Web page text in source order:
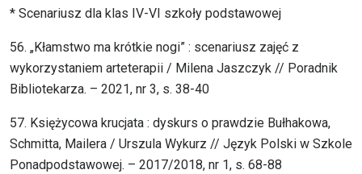
* Scenariusz dla klas IV-VI szkoły podstawowej
56. „Kłamstwo ma krótkie nogi” : scenariusz zajęć z
wykorzystaniem arteterapii / Milena Jaszczyk // Poradnik
Bibliotekarza. – 2021, nr 3, s. 38-40
57. Księżycowa krucjata : dyskurs o prawdzie Bułhakowa,
Schmitta, Mailera / Urszula Wykurz // Język Polski w Szkole
Ponadpodstawowej. – 2017/2018, nr 1, s. 68-88